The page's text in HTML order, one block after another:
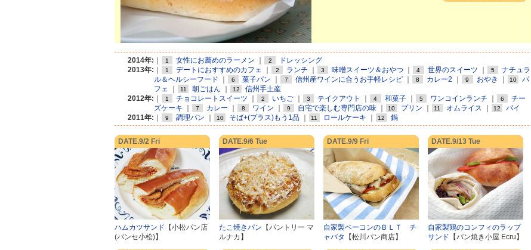
2014年: 1 女性にお薦めのラーメン 2
ドレッシング
2013年:
1 デートにおすすめのカフェ 2 ランチ 3 味噌スイーツ＆おやつ 4 世界のスイーツ 5
ナチュラ
ル＆ヘルシーフード
6 菓子パン 7 信州産ワインに合うお手軽レシピ｜ 8 カレー2 9 おやき 10
パ
フェ
11 朝ごはん 12
信州手土産
2012年:
1 チョコレートスイーツ 2 いちご｜ 3 テイクアウト 4 和菓子｜ 5 ワンコインランチ 6
チー
ズケーキ
7 カレー 8 ワイン 9 自宅で楽しむ専門店の味 10 プリン 11 オムライス 12
パイ
2011年:
9 調理パン 10 そば+(プラス)もう1品｜ 11 ロールケーキ 12 鍋
DATE.9/2 Fri
ハムカツサンド 【小松パン店
(パンセ小松)】
DATE.9/6 Tue
たこ焼きパン 【パントリー マ
ルナカ】
DATE.9/9 Fri
自家製ベーコンのＢＬＴ チ
ャバタ
【松川パン商店】
DATE.9/13 Tue
自家製鶏のコンフィのラップ
サンド 【パン焼き小屋 Ecru】